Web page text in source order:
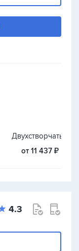
Двухстворчатые
от 11 437 ₽
4.3